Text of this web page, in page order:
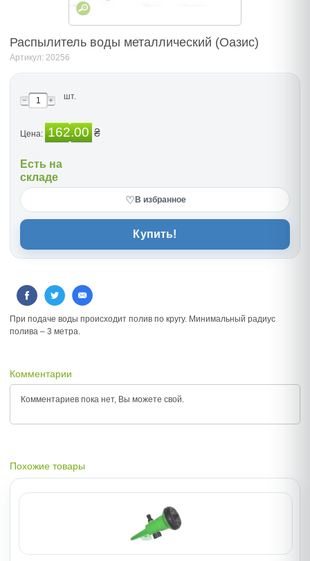
Распылитель воды металлический (Оазис)
Артикул: 20256
шт.
Цена: 162.00 ₴
Есть на
складе
♡ В избранное
Купить!
При подаче воды происходит полив по кругу. Минимальный радиус
полива – 3 метра.
Комментарии
Комментариев пока нет, Вы можете свой.
Похожие товары